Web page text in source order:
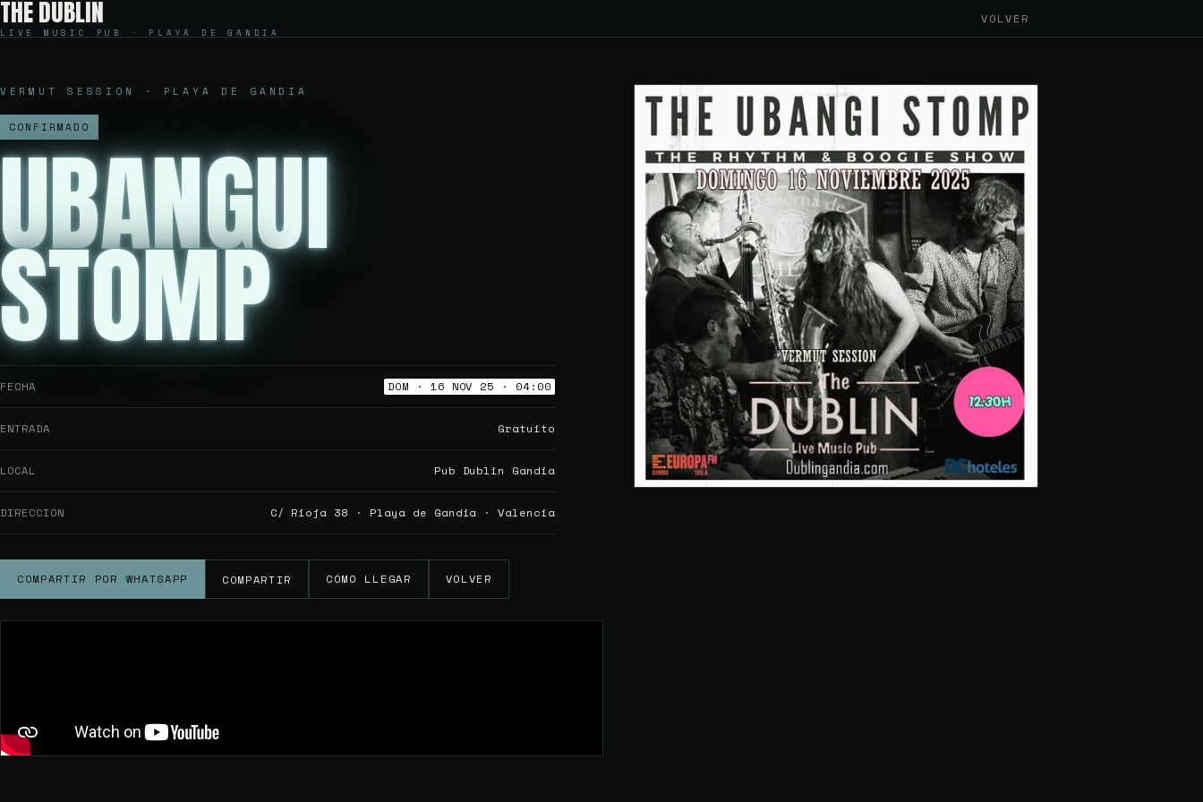
THE DUBLIN
LIVE MUSIC PUB · PLAYA DE GANDIA
VOLVER
VERMUT SESSION · PLAYA DE GANDIA
CONFIRMADO
UBANGUI
STOMP
FECHA DOM · 16 NOV 25 · 04:00
ENTRADA Gratuito
LOCAL Pub Dublin Gandia
DIRECCIÓN C/ Rioja 38 · Playa de Gandia · Valencia
COMPARTIR POR WHATSAPP COMPARTIR CÓMO LLEGAR VOLVER